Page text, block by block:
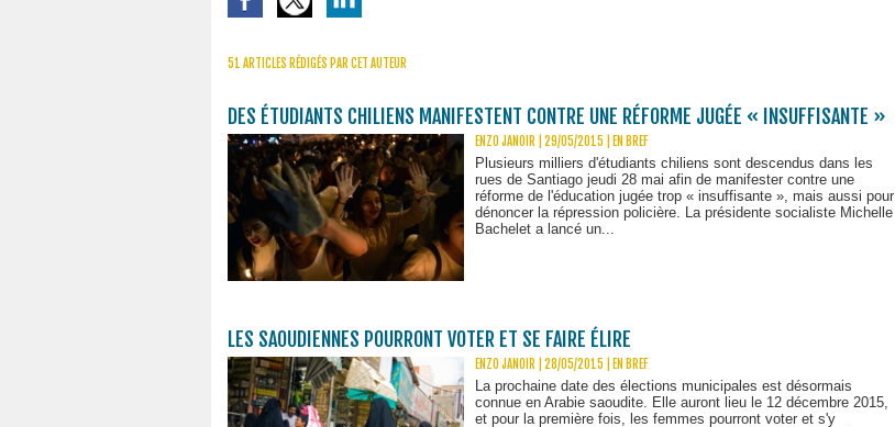
51 ARTICLES RÉDIGÉS PAR CET AUTEUR
DES ÉTUDIANTS CHILIENS MANIFESTENT CONTRE UNE RÉFORME JUGÉE « INSUFFISANTE »
ENZO JANOIR | 29/05/2015 EN BREF
Plusieurs milliers d'étudiants chiliens sont descendus dans les
rues de Santiago jeudi 28 mai afin de manifester contre une
réforme de l'éducation jugée trop « insuffisante », mais aussi pour
dénoncer la répression policière. La présidente socialiste Michelle
Bachelet a lancé un...
LES SAOUDIENNES POURRONT VOTER ET SE FAIRE ÉLIRE
ENZO JANOIR | 28/05/2015 EN BREF
La prochaine date des élections municipales est désormais
connue en Arabie saoudite. Elle auront lieu le 12 décembre 2015,
et pour la première fois, les femmes pourront voter et s'y